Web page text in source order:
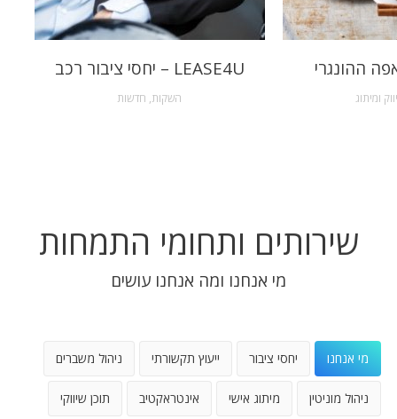
LEASE4U – יחסי ציבור רכב
השקות, חדשות
ההונגרי
ומיתוג
שירותים ותחומי התמחות
מי אנחנו ומה אנחנו עושים
מי אנחנו יחסי ציבור ייעוץ תקשורתי ניהול משברים
ניהול מוניטין מיתוג אישי אינטראקטיב תוכן שיווקי